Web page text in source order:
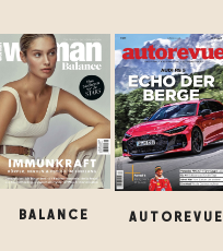
BALANCE AUTOREVUE